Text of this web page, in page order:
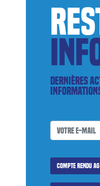
Dernières
Compte rendu